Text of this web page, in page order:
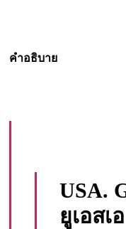
คำอธิบาย
USA.
ยูเอสเ